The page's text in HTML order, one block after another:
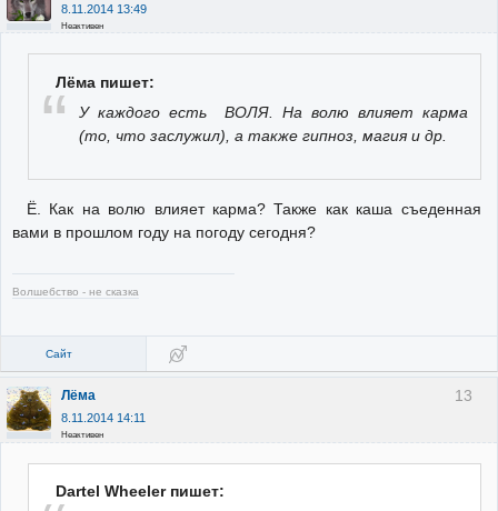
8.11.2014 13:49
Неактивен
Лёма пишет:
У каждого есть ВОЛЯ. На волю влияет карма
(то, что заслужил), а также гипноз, магия и др.
Ё. Как на волю влияет карма? Также как каша съеденная
вами в прошлом году на погоду сегодня?
Волшебство - не сказка
Сайт
13
Лёма
8.11.2014 14:11
Неактивен
Dartel Wheeler пишет: